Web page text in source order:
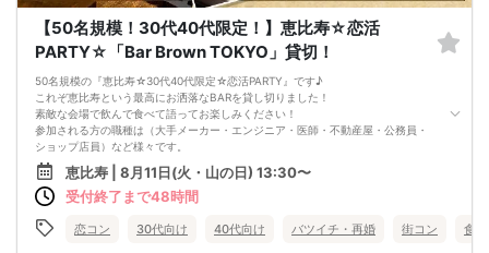
【50名規模！30代40代限定！】恵比寿☆恋活
PARTY☆「Bar Brown TOKYO」貸切！
50名規模の『恵比寿☆30代40代限定☆恋活PARTY』です♪
これぞ恵比寿という最高にお洒落なBARを貸し切りました！
素敵な会場で飲んで食べて語ってお楽しみください！
参加される方の職種は（大手メーカー・エンジニア・医師・不動産屋・公務員・
ショップ店員）など様々です。
勿論、学生も大歓迎です！！歳が近いので自然と盛り上がれます☆彡
年齢も仕事も関係なく盛り上がれるアットホームな雰囲気の恋活PARTYです！
初参加＆一人参加の方も気軽にご予約ください☆彡
+++————————————————————————————————+++
恵比寿 | 8月11日(火・山の日) 13:30〜
受付終了まで48時間
恋コン 30代向け 40代向け バツイチ・再婚 街コン 食